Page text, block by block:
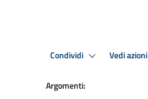
Condividi Vedi azioni
Argomenti: